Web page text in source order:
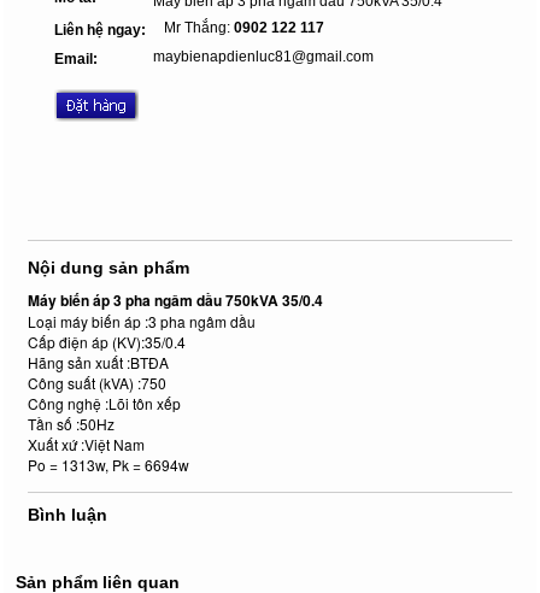
Liên hệ ngay:
Mr Thắng: 0902 122 117
Email:
maybienapdienluc81@gmail.com
Nội dung sản phẩm
Máy biến áp 3 pha ngâm dầu 750kVA 35/0.4
Loại máy biến áp :3 pha ngâm dầu
Cấp điện áp (KV):35/0.4
Hãng sản xuất :BTĐA
Công suất (kVA) :750
Công nghệ :Lõi tôn xếp
Tần số :50Hz
Xuất xứ :Việt Nam
Po = 1313w, Pk = 6694w
Bình luận
Sản phẩm liên quan